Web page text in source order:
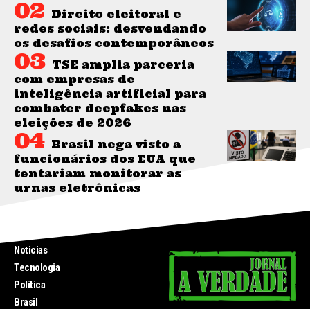
Direito eleitoral e
redes sociais: desvendando
os desafios contemporâneos
TSE amplia parceria
com empresas de
inteligência artificial para
combater deepfakes nas
eleições de 2026
Brasil nega visto a
funcionários dos EUA que
tentariam monitorar as
urnas eletrônicas
Noticias
Tecnologia
Politica
Brasil